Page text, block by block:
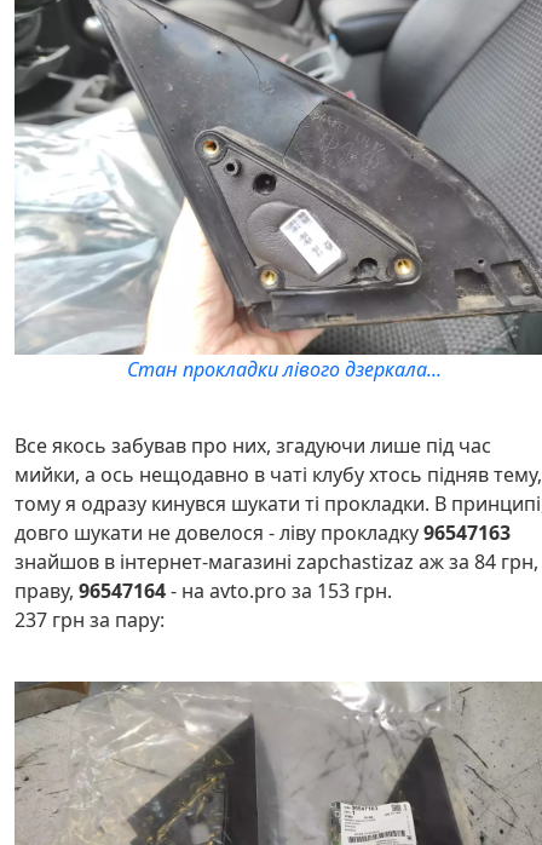
Стан прокладки лівого дзеркала...
Все якось забував про них, згадуючи лише під час
мийки, а ось нещодавно в чаті клубу хтось підняв тему,
тому я одразу кинувся шукати ті прокладки. В
довго шукати не довелося - ліву прокладку96547163
знайшов в інтернет-магазині zapchastizaz аж за 84
праву, 96547164- на avto.pro за 153 грн.
237 грн за пару: